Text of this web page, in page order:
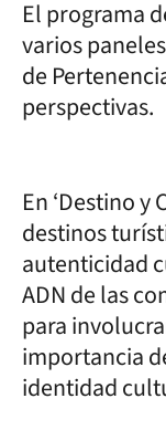
El programa
varios
de
perspectivas.
En ‘Destino y
destinos
autenticidad
ADN de las
para
importancia
identidad